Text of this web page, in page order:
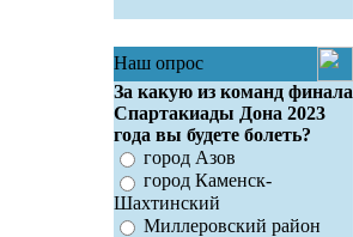
Наш опрос
За какую из команд финала
Спартакиады Дона 2023
года вы будете болеть?
город Азов
город Каменск-
Шахтинский
Миллеровский район